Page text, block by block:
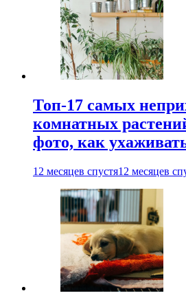
Топ-17 самых
комнатных
фото, как
12 месяцев спустя12 месяцев